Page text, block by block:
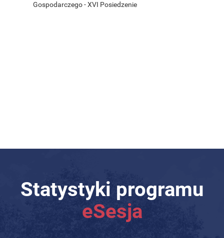
Gospodarczego - XVI Posiedzenie
Statystyki programu
eSesja